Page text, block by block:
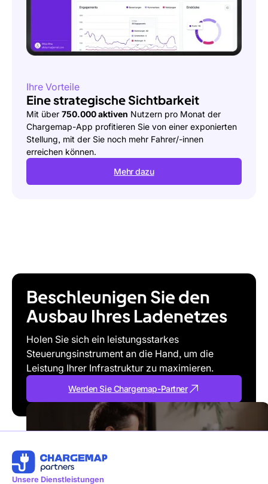
Ihre Vorteile
Eine strategische Sichtbarkeit
Mit über 750.000 aktiven Nutzern pro Monat der
Chargemap-App profitieren Sie von einer exponierten
Stellung, mit der Sie noch mehr Fahrer/-innen
erreichen können.
Mehr dazu
Ihre Vorteile
Ein Garant für Qualität
Jeden Monat werden von den Nutzerinnen und
Nutzern über70.000Bewertungen abgegeben, womit
die Bedeutung eines zuverlässigen und transparenten
Dienstes unterstrichen wird.
Ihre Vorteile
Mit dem Label Super Partner können Sie sich unter
den2000 Chargemap-kompatiblenNetzwerken
Beschleunigen Sie den
Ausbau Ihres Ladenetzes
Holen Sie sich ein leistungsstarkes
Steuerungsinstrument an die Hand, um die
Leistung Ihrer Infrastruktur zu maximieren.
Werden Sie Chargemap-Partner
Partner
Unsere Dienstleistungen